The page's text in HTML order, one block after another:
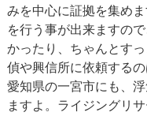
みを中心に証拠を集め
を行う事が出来ますの
かったり、ちゃんとす
偵や興信所に依頼する
愛知県の一宮市にも、
ますよ。ライジングリ